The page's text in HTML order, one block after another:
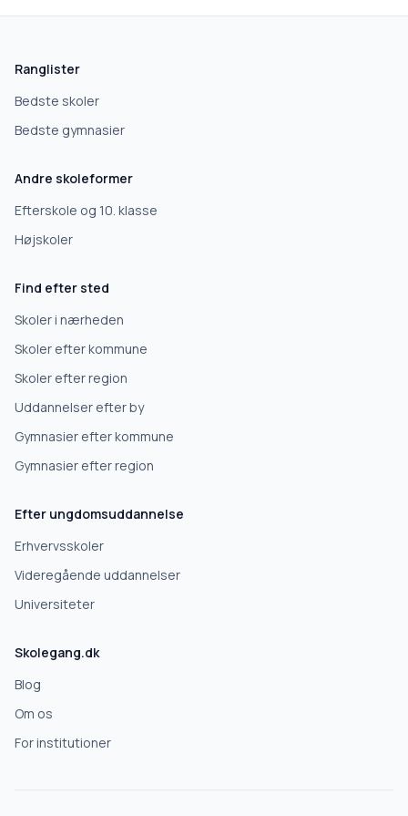
Ranglister
Bedste skoler
Bedste gymnasier
Andre skoleformer
Efterskole og 10. klasse
Højskoler
Find efter sted
Skoler i nærheden
Skoler efter kommune
Skoler efter region
Uddannelser efter by
Gymnasier efter kommune
Gymnasier efter region
Efter ungdomsuddannelse
Erhvervsskoler
Videregående uddannelser
Universiteter
Skolegang.dk
Blog
Om os
For institutioner